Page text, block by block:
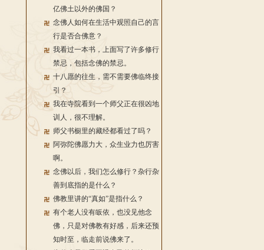
亿佛土以外的佛国？
念佛人如何在生活中观照自己的言
行是否合佛意？
我看过一本书，上面写了许多修行
禁忌，包括念佛的禁忌。
十八愿的往生，需不需要佛临终接
引？
我在寺院看到一个师父正在很凶地
训人，很不理解。
师父书橱里的藏经都看过了吗？
阿弥陀佛愿力大，众生业力也厉害
啊。
念佛以后，我们怎么修行？杂行杂
善到底指的是什么？
佛教里讲的“真如”是指什么？
有个老人没有皈依，也没见他念
佛，只是对佛教有好感，后来还预
知时至，临走前说佛来了。